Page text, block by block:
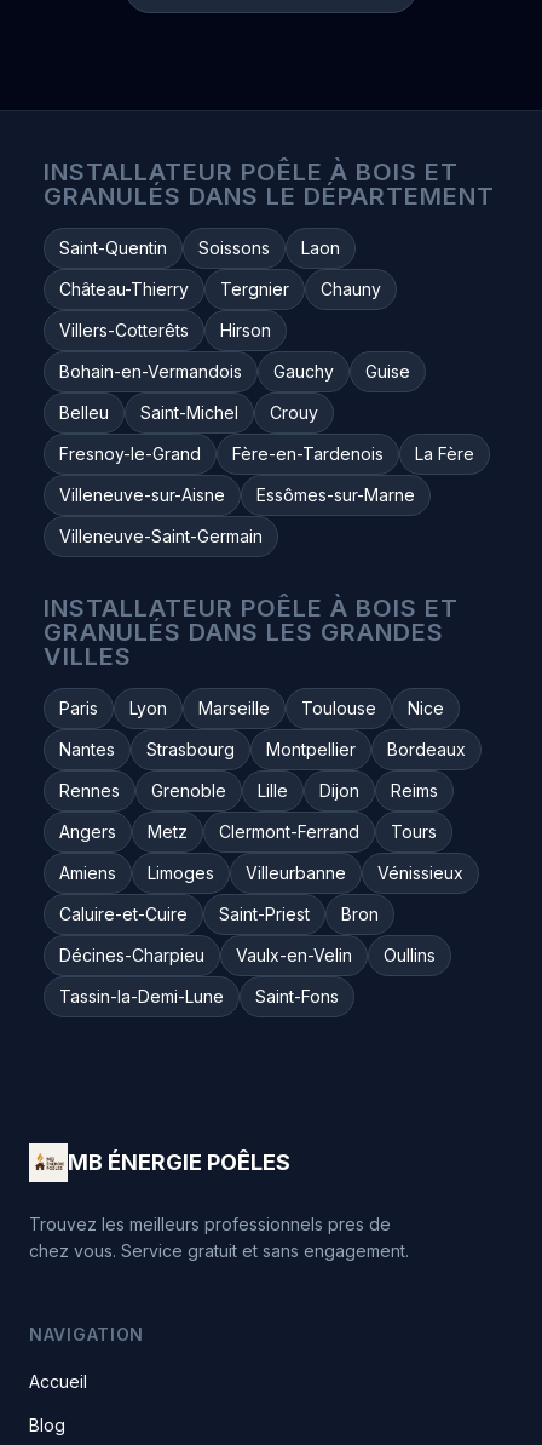
INSTALLATEUR POÊLE À BOIS ET
GRANULÉS DANS LE DÉPARTEMENT
Saint-Quentin Soissons
Laon
Château-Thierry
Tergnier
Chauny
Villers-Cotterêts
Hirson
Bohain-en-Vermandois
Gauchy
Guise
Belleu
Saint-Michel
Crouy
Fresnoy-le-Grand
Fère-en-Tardenois
La Fère
Villeneuve-sur-Aisne
Essômes-sur-Marne
Villeneuve-Saint-Germain
INSTALLATEUR POÊLE À BOIS ET
GRANULÉS DANS LES GRANDES
VILLES
Paris Lyon Marseille Toulouse
Nice
Nantes
Strasbourg Montpellier
Bordeaux
Rennes
Grenoble Lille Dijon
Reims
Angers
Metz Clermont-Ferrand
Tours
Amiens
Limoges Villeurbanne
Vénissieux
Caluire-et-Cuire
Saint-Priest
Bron
Décines-Charpieu
Vaulx-en-Velin
Oullins
Tassin-la-Demi-Lune
Saint-Fons
MB ÉNERGIE POÊLES
Trouvez les meilleurs professionnels pres de
chez vous. Service gratuit et sans engagement.
NAVIGATION
Accueil
Blog